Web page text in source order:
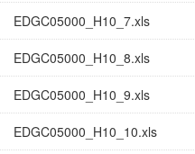
EDGC05000_H10_7.xls
EDGC05000_H10_8.xls
EDGC05000_H10_9.xls
EDGC05000_H10_10.xls